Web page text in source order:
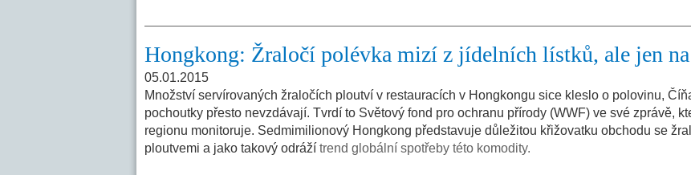
Hongkong: Žraločí polévka mizí z jídelních lístků, ale jen
05.01.2015
Množství servírovaných žraločích ploutví v restauracích v Hongkongu sice kleslo o polovinu,
pochoutky přesto nevzdávají. Tvrdí to Světový fond pro ochranu přírody (WWF) ve své zprávě,
regionu monitoruje. Sedmimilionový Hongkong představuje důležitou křižovatku obchodu se
ploutvemi a jako takový odráží trend globální spotřeby této komodity.